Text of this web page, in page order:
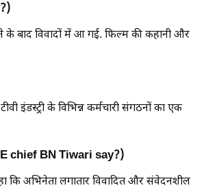
बाद विवादों में आ गई. फिल्म की कहानी और
इंडस्ट्री के विभिन्न कर्मचारी संगठनों का एक
chief BN Tiwari say?)
कि अभिनेता लगातार विवादित और संवेदनशील